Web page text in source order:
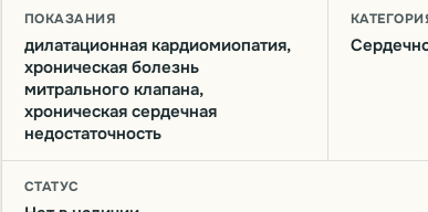
ПОКАЗАНИЯ
дилатационная кардиомиопатия,
хроническая болезнь
митрального клапана,
хроническая сердечная
недостаточность
СТАТУС